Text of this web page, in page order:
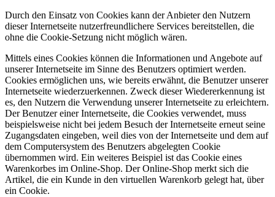
Durch den Einsatz von Cookies kann der Anbieter den Nutzern
dieser Internetseite nutzerfreundlichere Services bereitstellen, die
ohne die Cookie-Setzung nicht möglich wären.
Mittels eines Cookies können die Informationen und Angebote auf
unserer Internetseite im Sinne des Benutzers optimiert werden.
Cookies ermöglichen uns, wie bereits erwähnt, die Benutzer unserer
Internetseite wiederzuerkennen. Zweck dieser Wiedererkennung ist
es, den Nutzern die Verwendung unserer Internetseite zu erleichtern.
Der Benutzer einer Internetseite, die Cookies verwendet, muss
beispielsweise nicht bei jedem Besuch der Internetseite erneut seine
Zugangsdaten eingeben, weil dies von der Internetseite und dem auf
dem Computersystem des Benutzers abgelegten Cookie
übernommen wird. Ein weiteres Beispiel ist das Cookie eines
Warenkorbes im Online-Shop. Der Online-Shop merkt sich die
Artikel, die ein Kunde in den virtuellen Warenkorb gelegt hat, über
ein Cookie.